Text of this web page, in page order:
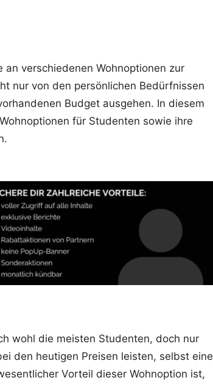
verschiedenen Wohnoptionen zur
nur von den persönlichen Bedürfnissen
Budget ausgehen. In diesem
für Studenten sowie ihre
wohl die meisten Studenten, doch nur
den heutigen Preisen leisten, selbst eine
Vorteil dieser Wohnoption ist,